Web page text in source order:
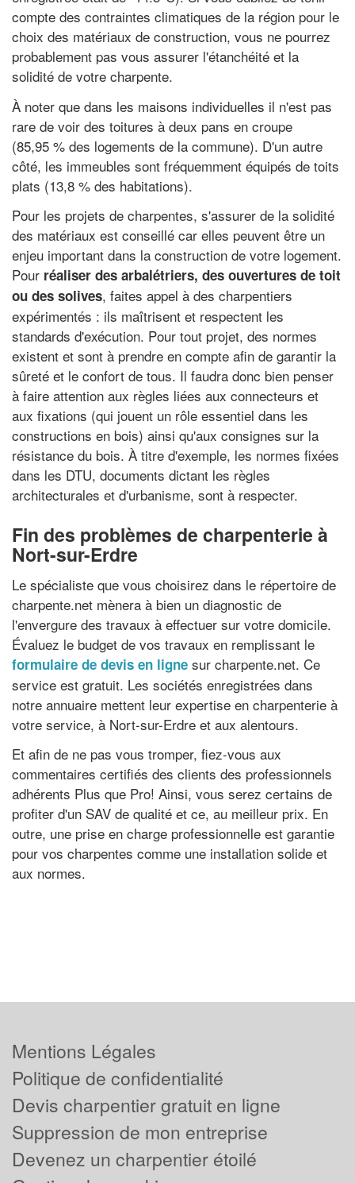
compte des contraintes climatiques de la région pour le
choix des matériaux de construction, vous ne pourrez
probablement pas vous assurer l'étanchéité et la
solidité de votre charpente.
À noter que dans les maisons individuelles il n'est pas
rare de voir des toitures à deux pans en croupe
(85,95 % des logements de la commune). D'un autre
côté, les immeubles sont fréquemment équipés de toits
plats (13,8 % des habitations).
Pour les projets de charpentes, s'assurer de la solidité
des matériaux est conseillé car elles peuvent être un
enjeu important dans la construction de votre logement.
Pour réaliser des arbalétriers, des ouvertures de toit
ou des solives, faites appel à des charpentiers
expérimentés : ils maîtrisent et respectent les
standards d'exécution. Pour tout projet, des normes
existent et sont à prendre en compte afin de garantir la
sûreté et le confort de tous. Il faudra donc bien penser
à faire attention aux règles liées aux connecteurs et
aux fixations (qui jouent un rôle essentiel dans les
constructions en bois) ainsi qu'aux consignes sur la
résistance du bois. À titre d'exemple, les normes fixées
dans les DTU, documents dictant les règles
architecturales et d'urbanisme, sont à respecter.
Fin des problèmes de charpenterie à
Nort-sur-Erdre
Le spécialiste que vous choisirez dans le répertoire de
charpente.net mènera à bien un diagnostic de
l'envergure des travaux à effectuer sur votre domicile.
Évaluez le budget de vos travaux en remplissant le
formulaire de devis en ligne sur charpente.net. Ce
service est gratuit. Les sociétés enregistrées dans
notre annuaire mettent leur expertise en charpenterie à
votre service, à Nort-sur-Erdre et aux alentours.
Et afin de ne pas vous tromper, fiez-vous aux
commentaires certifiés des clients des professionnels
adhérents Plus que Pro! Ainsi, vous serez certains de
profiter d'un SAV de qualité et ce, au meilleur prix. En
outre, une prise en charge professionnelle est garantie
pour vos charpentes comme une installation solide et
aux normes.
Mentions Légales
Politique de confidentialité
Devis charpentier gratuit en ligne
Suppression de mon entreprise
Devenez un charpentier étoilé